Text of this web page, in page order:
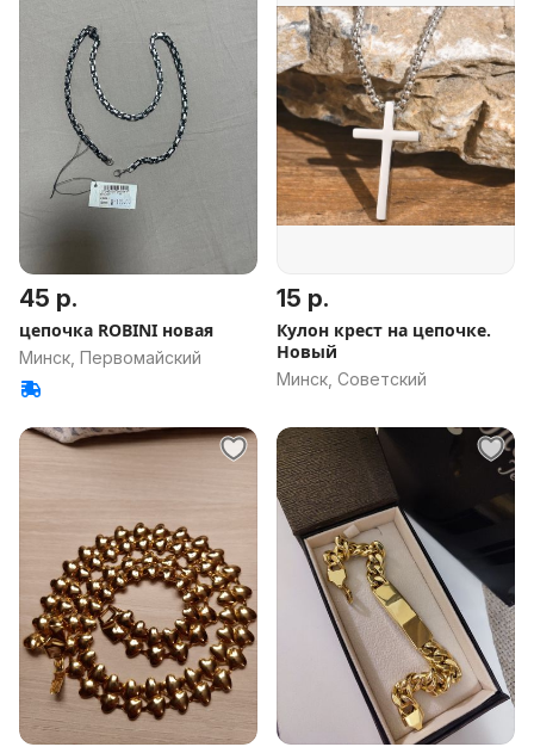
45 р.
цепочка ROBINI новая
Минск, Первомайский
15 р.
Кулон крест на цепочке.
Новый
Минск, Советский